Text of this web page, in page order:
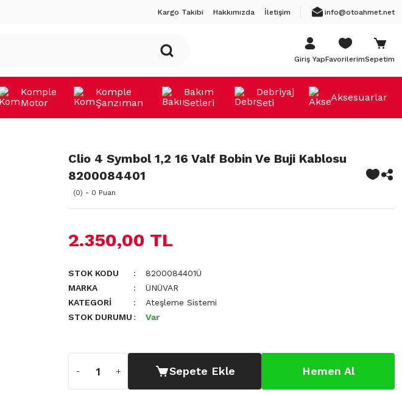
Kargo Takibi Hakkımızda İletişim info@otoahmet.net
Giriş YapFavorilerimSepetim
Komple
Motor
Komple
Şanzıman
Bakım
Setleri
Debriyaj
Seti
Aksesuarlar
Clio 4 Symbol 1,2 16 Valf Bobin Ve Buji Kablosu
8200084401
(0) - 0 Puan
2.350,00 TL
STOK KODU
8200084401Ü
MARKA
ÜNÜVAR
KATEGORI
Ateşleme Sistemi
STOK DURUMU
Var
Sepete Ekle Hemen Al